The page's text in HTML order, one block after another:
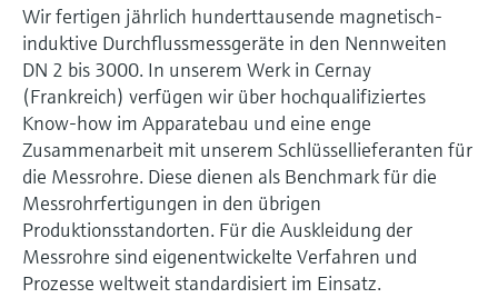
Wir fertigen jährlich hunderttausende magnetisch-
induktive Durchflussmessgeräte in den Nennweiten
DN 2 bis 3000. In unserem Werk in Cernay
(Frankreich) verfügen wir über hochqualifiziertes
Know-how im Apparatebau und eine enge
Zusammenarbeit mit unserem Schlüssellieferanten für
die Messrohre. Diese dienen als Benchmark für die
Messrohrfertigungen in den übrigen
Produktionsstandorten. Für die Auskleidung der
Messrohre sind eigenentwickelte Verfahren und
Prozesse weltweit standardisiert im Einsatz.